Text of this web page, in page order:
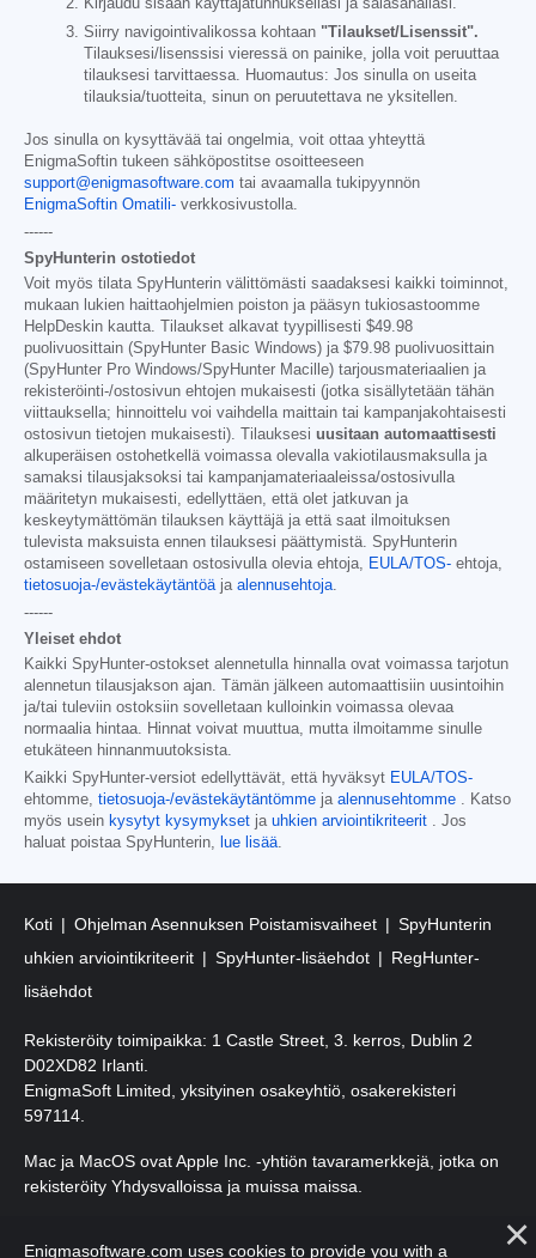
Kirjaudu sisään käyttäjätunnuksellasi ja salasanallasi.
Siirry navigointivalikossa kohtaan "Tilaukset/Lisenssit".
Tilauksesi/lisenssisi vieressä on painike, jolla voit peruuttaa
tilauksesi tarvittaessa. Huomautus: Jos sinulla on useita
tilauksia/tuotteita, sinun on peruutettava ne yksitellen.
Jos sinulla on kysyttävää tai ongelmia, voit ottaa yhteyttä
EnigmaSoftin tukeen sähköpostitse osoitteeseen
support@enigmasoftware.com tai avaamalla tukipyynnön
EnigmaSoftin Omatili- verkkosivustolla.
------
SpyHunterin ostotiedot
Voit myös tilata SpyHunterin välittömästi saadaksesi kaikki toiminnot,
mukaan lukien haittaohjelmien poiston ja pääsyn tukiosastoomme
HelpDeskin kautta. Tilaukset alkavat tyypillisesti $49.98
puolivuosittain (SpyHunter Basic Windows) ja $79.98 puolivuosittain
(SpyHunter Pro Windows/SpyHunter Macille) tarjousmateriaalien ja
rekisteröinti-/ostosivun ehtojen mukaisesti (jotka sisällytetään tähän
viittauksella; hinnoittelu voi vaihdella maittain tai kampanjakohtaisesti
ostosivun tietojen mukaisesti). Tilauksesi uusitaan automaattisesti
alkuperäisen ostohetkellä voimassa olevalla vakiotilausmaksulla ja
samaksi tilausjaksoksi tai kampanjamateriaaleissa/ostosivulla
määritetyn mukaisesti, edellyttäen, että olet jatkuvan ja
keskeytymättömän tilauksen käyttäjä ja että saat ilmoituksen
tulevista maksuista ennen tilauksesi päättymistä. SpyHunterin
ostamiseen sovelletaan ostosivulla olevia ehtoja, EULA/TOS- ehtoja,
tietosuoja-/evästekäytäntöäja alennusehtoja.
------
Yleiset ehdot
Kaikki SpyHunter-ostokset alennetulla hinnalla ovat voimassa tarjotun
alennetun tilausjakson ajan. Tämän jälkeen automaattisiin uusintoihin
ja/tai tuleviin ostoksiin sovelletaan kulloinkin voimassa olevaa
normaalia hintaa. Hinnat voivat muuttua, mutta ilmoitamme sinulle
etukäteen hinnanmuutoksista.
Kaikki SpyHunter-versiot edellyttävät, että hyväksyt EULA/TOS-
ehtomme, tietosuoja-/evästekäytäntömme ja alennusehtomme . Katso
myös usein kysytyt kysymykset ja uhkien arviointikriteerit . Jos
haluat poistaa SpyHunterin, lue lisää.
Koti Ohjelman Asennuksen Poistamisvaiheet
SpyHunterin
uhkien arviointikriteerit
SpyHunter-lisäehdot
RegHunter-
lisäehdot
Rekisteröity toimipaikka: 1 Castle Street, 3. kerros, Dublin 2
D02XD82 Irlanti.
EnigmaSoft Limited, yksityinen osakeyhtiö, osakerekisteri
597114.
Mac ja MacOS ovat Apple Inc. -yhtiön tavaramerkkejä, jotka on
rekisteröity Yhdysvalloissa ja muissa maissa.
Enigmasoftware.com uses cookies to provide you with a